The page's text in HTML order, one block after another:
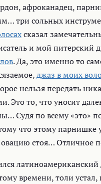
афроканадец,
три сольных
сказал
и мой питерский
. Да, это именно то
джаз в моих
нельзя передать
Это то, что уносит
Судя по всему «это»
что этому парнишке
стоя… Отличное
латиноамериканский
времени, толи